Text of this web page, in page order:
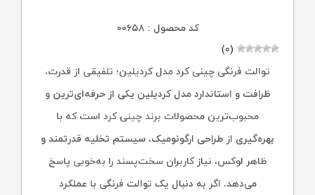
کد محصول : ۰۰۶۵۸
(۰)
توالت فرنگی چینی کرد مدل کردیلین؛ تلفیقی از قدرت،
ظرافت و استاندارد مدل کردیلین یکی از حرفه‌ای‌ترین و
محبوب‌ترین محصولات برند چینی کرد است که با
بهره‌گیری از طراحی ارگونومیک، سیستم تخلیه قدرتمند و
ظاهر لوکس، نیاز کاربران سخت‌پسند را به‌خوبی پاسخ
می‌دهد. اگر به دنبال یک توالت فرنگی با عملکرد